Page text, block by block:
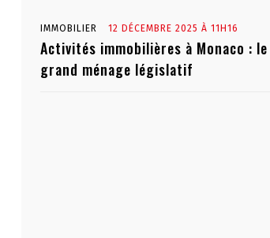
IMMOBILIER 12 DÉCEMBRE 2025 À 11H16
Activités immobilières à Monaco : le
grand ménage législatif